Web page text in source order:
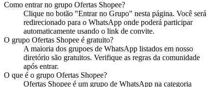
Como entrar no grupo Ofertas Shopee?
Clique no botão "Entrar no Grupo" nesta página. Você será
redirecionado para o WhatsApp onde poderá participar
automaticamente usando o link de convite.
O grupo Ofertas Shopee é gratuito?
A maioria dos grupoes de WhatsApp listados em nosso
diretório são gratuitos. Verifique as regras da comunidade
após entrar.
O que é o grupo Ofertas Shopee?
Ofertas Shopee é um grupo de WhatsApp na categoria